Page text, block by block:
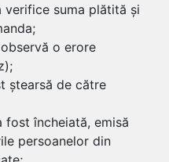
verifice suma plătită și
o erore
ștearsă de către
fost încheiată, emisă
persoanelor din